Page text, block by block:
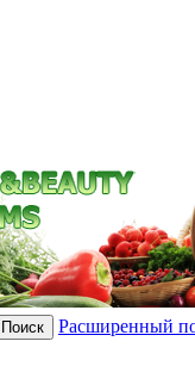
Расширенный